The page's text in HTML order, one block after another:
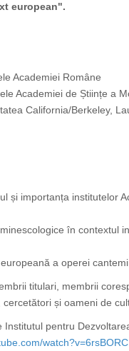
european".
Academiei Române
Academiei de Științe a
California/Berkeley,
și importanța institutelor
în contextul
a operei
titulari, membrii
și oameni de
pentru